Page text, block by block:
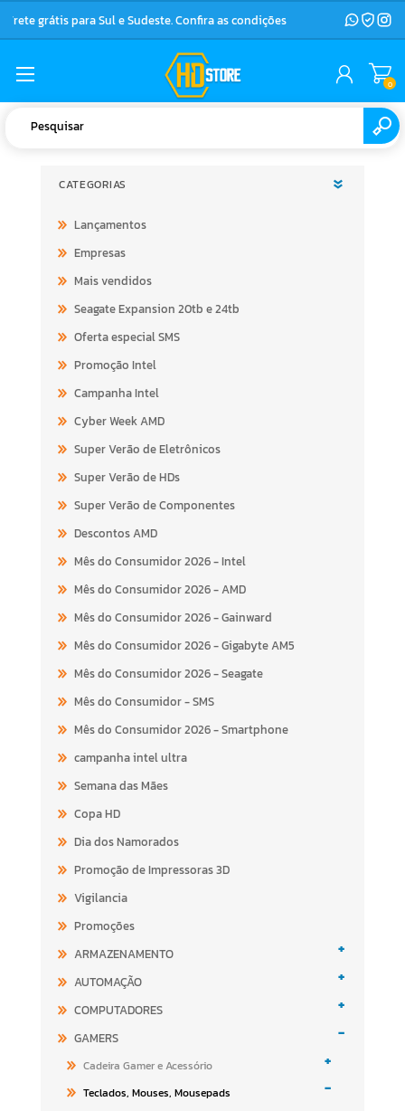
Frete grátis para Sul e Sudeste. Confira as condições
0
CATEGORIAS
Lançamentos
Empresas
Mais vendidos
Seagate Expansion 20tb e 24tb
Oferta especial SMS
Promoção Intel
Campanha Intel
Cyber Week AMD
Super Verão de Eletrônicos
Super Verão de HDs
Super Verão de Componentes
Descontos AMD
Mês do Consumidor 2026 - Intel
Mês do Consumidor 2026 - AMD
Mês do Consumidor 2026 - Gainward
Mês do Consumidor 2026 - Gigabyte AM5
Mês do Consumidor 2026 - Seagate
Mês do Consumidor - SMS
Mês do Consumidor 2026 - Smartphone
campanha intel ultra
Semana das Mães
Copa HD
Dia dos Namorados
Promoção de Impressoras 3D
Vigilancia
Promoções
ARMAZENAMENTO
+
AUTOMAÇÃO +
COMPUTADORES +
GAMERS -
Cadeira Gamer e Acessório +
Teclados, Mouses, Mousepads -